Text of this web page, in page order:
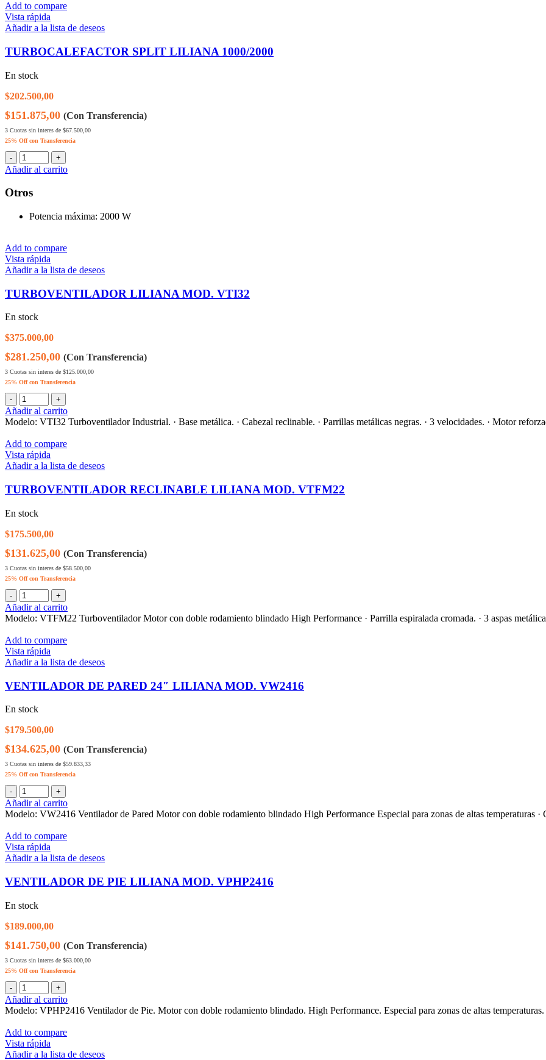
Add to compare
Vista rápida
Añadir a la lista de deseos
TURBOCALEFACTOR SPLIT LILIANA 1000/2000
En stock
$202.500,00
$151.875,00 (Con Transferencia)
3 Cuotas sin interes de $67.500,00
25% Off con Transferencia
Añadir al carrito
Otros
Potencia máxima: 2000 W
Add to compare
Vista rápida
Añadir a la lista de deseos
TURBOVENTILADOR LILIANA MOD. VTI32
En stock
$375.000,00
$281.250,00 (Con Transferencia)
3 Cuotas sin interes de $125.000,00
25% Off con Transferencia
Añadir al carrito
Modelo: VTI32 Turboventilador Industrial. · Base metálica. · Cabezal reclinable. · Parrillas metálicas negras. · 3 velocidades. · Motor
Add to compare
Vista rápida
Añadir a la lista de deseos
TURBOVENTILADOR RECLINABLE LILIANA MOD. VTFM22
En stock
$175.500,00
$131.625,00 (Con Transferencia)
3 Cuotas sin interes de $58.500,00
25% Off con Transferencia
Añadir al carrito
Modelo: VTFM22 Turboventilador Motor con doble rodamiento blindado High Performance · Parrilla espiralada cromada. · 3 aspas
Add to compare
Vista rápida
Añadir a la lista de deseos
VENTILADOR DE PARED 24″ LILIANA MOD. VW2416
En stock
$179.500,00
$134.625,00 (Con Transferencia)
3 Cuotas sin interes de $59.833,33
25% Off con Transferencia
Añadir al carrito
Modelo: VW2416 Ventilador de Pared Motor con doble rodamiento blindado High Performance Especial para zonas de altas temperaturas ·
Add to compare
Vista rápida
Añadir a la lista de deseos
VENTILADOR DE PIE LILIANA MOD. VPHP2416
En stock
$189.000,00
$141.750,00 (Con Transferencia)
3 Cuotas sin interes de $63.000,00
25% Off con Transferencia
Añadir al carrito
Modelo: VPHP2416 Ventilador de Pie. Motor con doble rodamiento blindado. High Performance. Especial para zonas de altas
Add to compare
Vista rápida
Añadir a la lista de deseos